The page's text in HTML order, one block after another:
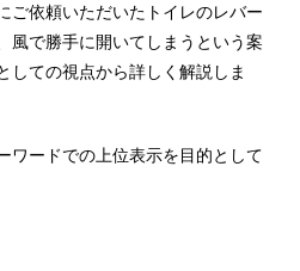
ご依頼いただいたトイレのレバー
風で勝手に開いてしまうという案
しての視点から詳しく解説しま
ワードでの上位表示を目的として